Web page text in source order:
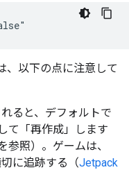
、以下の点に注意して
ると、デフォルトで
て「再作成」します
参照）。ゲームは、
に追跡する（Jetpack